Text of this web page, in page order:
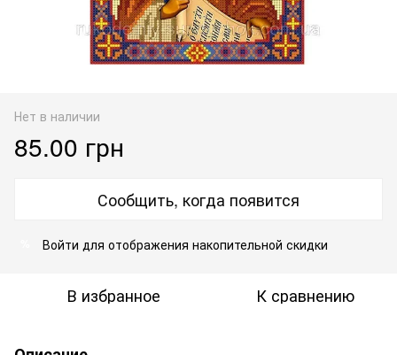
Нет в наличии
85.00 грн
Сообщить, когда появится
Войти для отображения накопительной скидки
В избранное К сравнению